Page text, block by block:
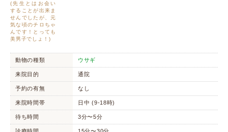
(先生とはお会い
することが出来ま
せんでしたが、元
気な頃のチロちゃ
んです！とっても
美男子でしょ！)
動物の種類 ウサギ
来院目的 通院
予約の有無 なし
来院時間帯 日中 (9-18時)
待ち時間 3分〜5分